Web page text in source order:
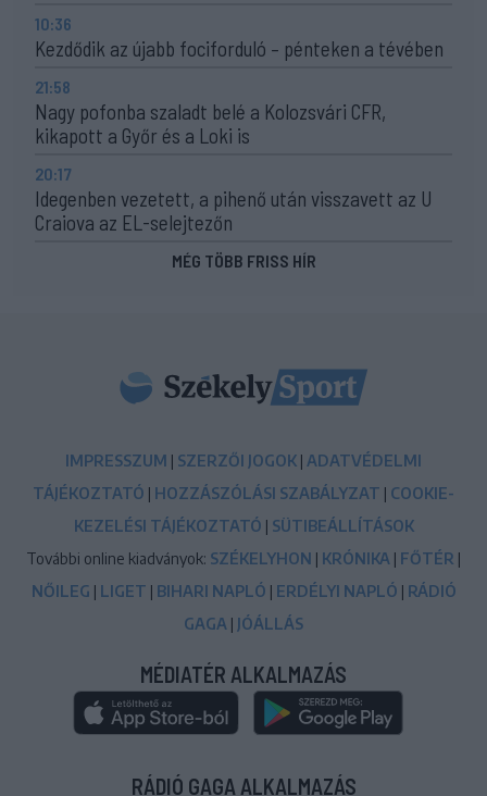
10:36
Kezdődik az újabb fociforduló – pénteken a tévében
21:58
Nagy pofonba szaladt belé a Kolozsvári CFR,
kikapott a Győr és a Loki is
20:17
Idegenben vezetett, a pihenő után visszavett az U
Craiova az EL-selejtezőn
MÉG TÖBB FRISS HÍR
IMPRESSZUM | SZERZŐI JOGOK | ADATVÉDELMI
TÁJÉKOZTATÓ | HOZZÁSZÓLÁSI SZABÁLYZAT | COOKIE-
KEZELÉSI TÁJÉKOZTATÓ | SÜTIBEÁLLÍTÁSOK
További online kiadványok: SZÉKELYHON | KRÓNIKA | FŐTÉR |
NŐILEG | LIGET | BIHARI NAPLÓ | ERDÉLYI NAPLÓ | RÁDIÓ
GAGA | JÓÁLLÁS
MÉDIATÉR ALKALMAZÁS
RÁDIÓ GAGA ALKALMAZÁS